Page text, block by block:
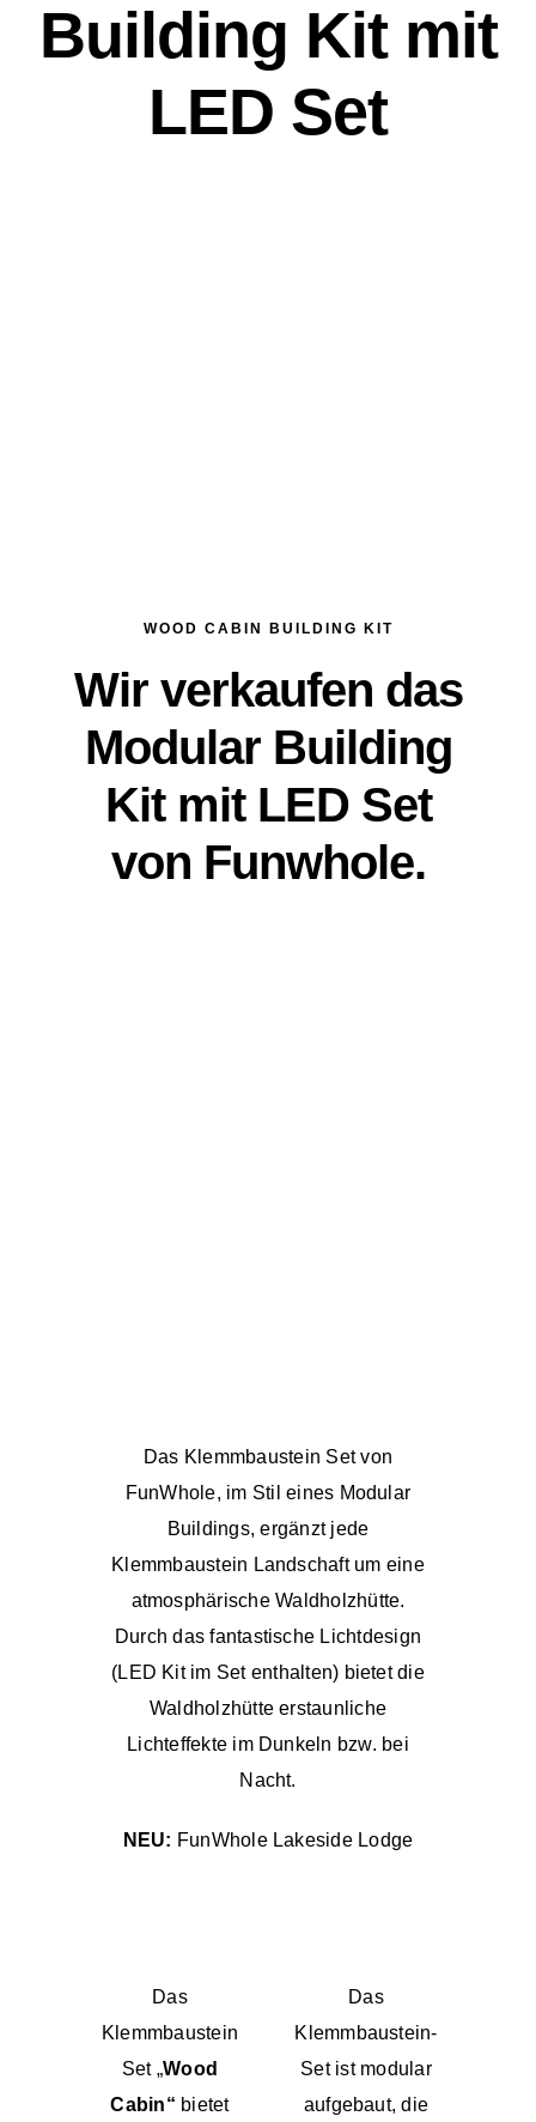
Building Kit mit
LED Set
WOOD CABIN BUILDING KIT
Wir verkaufen das
Modular Building
Kit mit LED Set
von Funwhole.
Das Klemmbaustein Set von
FunWhole, im Stil eines Modular
Buildings, ergänzt jede
Klemmbaustein Landschaft um eine
atmosphärische Waldholzhütte.
Durch das fantastische Lichtdesign
(LED Kit im Set enthalten) bietet die
Waldholzhütte erstaunliche
Lichteffekte im Dunkeln bzw. bei
Nacht.
NEU: FunWhole Lakeside Lodge
Das
Klemmbaustein
Set „Wood
Cabin“ bietet
Das
Klemmbaustein-
Set ist modular
aufgebaut, die